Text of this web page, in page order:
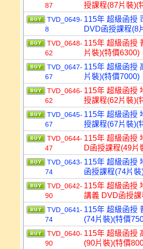
87
授課程(87片裝)(
TVD_0649-
8
115年 超級函授
DVD函授課程(8
TVD_0648-
62
115年 超級函授
片裝)(特價6300)
TVD_0647-
67
115年 超級函授
片裝)(特價7000)
TVD_0646-
62
115年 超級函授
授課程(62片裝)(
TVD_0645-
67
115年 超級函授
授課程(67片裝)(
TVD_0644-
47
115年 超級函授
D函授課程(49片
TVD_0643-
74
115年 超級函授
函授課程(74片
TVD_0642-
90
115年 超級函授
講義 DVD函授
TVD_0641-
74
115年 超級函授
(74片裝)(特價
TVD_0640-
90
115年 超級函授
(90片裝)(特價